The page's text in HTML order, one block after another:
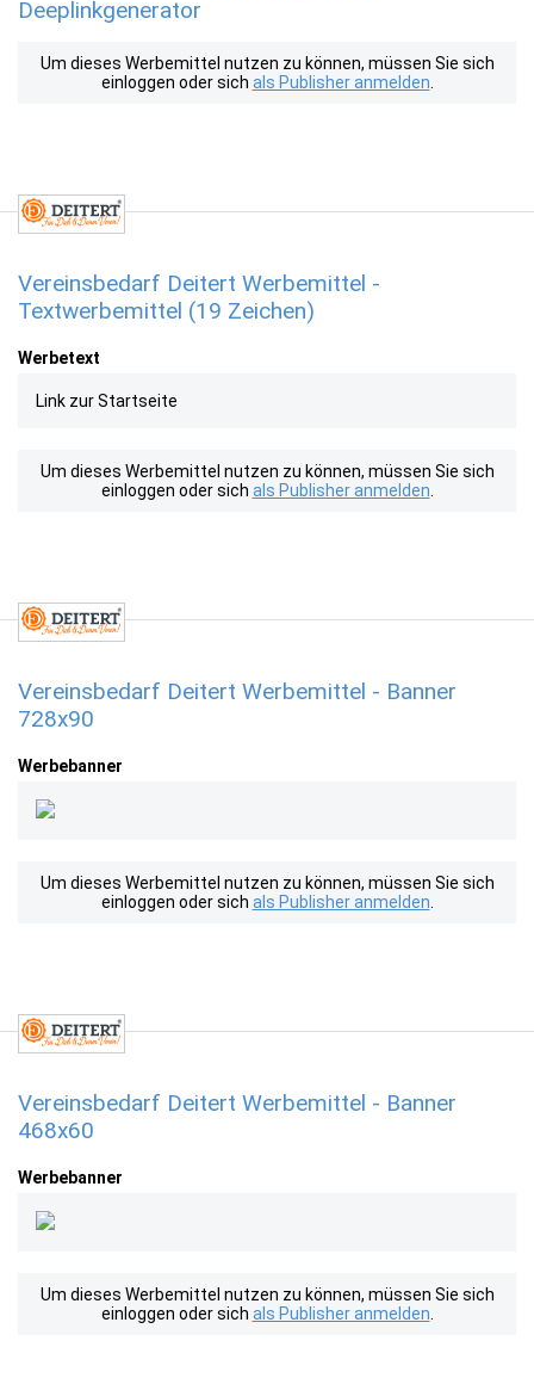
Deeplinkgenerator
Um dieses Werbemittel nutzen zu können, müssen Sie sich
einloggen oder sich als Publisher anmelden
Vereinsbedarf Deitert Werbemittel -
Textwerbemittel (19 Zeichen)
Werbetext
Link zur Startseite
Um dieses Werbemittel nutzen zu können, müssen Sie sich
einloggen oder sich als Publisher anmelden
Vereinsbedarf Deitert Werbemittel - Banner
728x90
Werbebanner
Um dieses Werbemittel nutzen zu können, müssen Sie sich
einloggen oder sich als Publisher anmelden
Vereinsbedarf Deitert Werbemittel - Banner
468x60
Werbebanner
Um dieses Werbemittel nutzen zu können, müssen Sie sich
einloggen oder sich als Publisher anmelden